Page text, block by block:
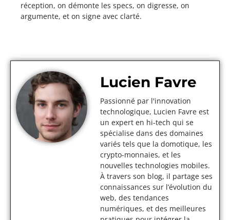
réception, on démonte les specs, on digresse, on
argumente, et on signe avec clarté.
Lucien Favre
Passionné par l'innovation
technologique, Lucien Favre est
un expert en hi-tech qui se
spécialise dans des domaines
variés tels que la domotique, les
crypto-monnaies, et les
nouvelles technologies mobiles.
À travers son blog, il partage ses
connaissances sur l’évolution du
web, des tendances
numériques, et des meilleures